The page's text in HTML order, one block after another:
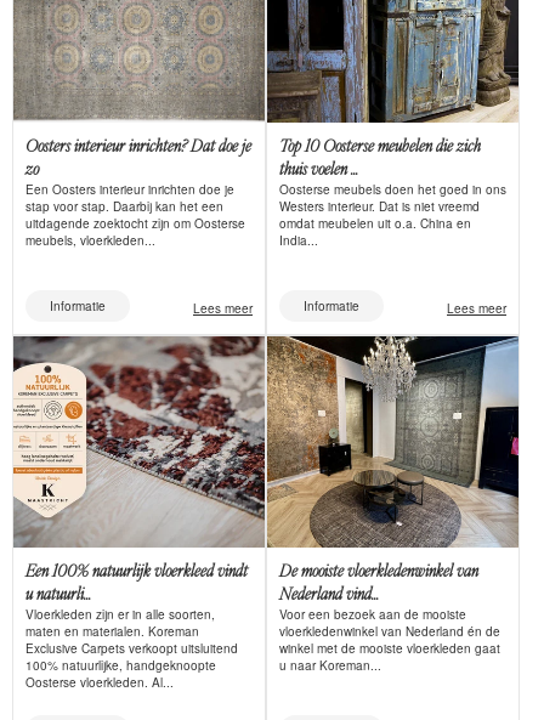
Oosters interieur inrichten? Dat doe je
zo
Een Oosters interieur inrichten doe je
stap voor stap. Daarbij kan het een
uitdagende zoektocht zijn om Oosterse
meubels, vloerkleden...
Informatie Lees meer
Top 10 Oosterse meubelen die zich
thuis voelen ...
Oosterse meubels doen het goed in ons
Westers interieur. Dat is niet vreemd
omdat meubelen uit o.a. China en
India...
Informatie Lees meer
Een 100% natuurlijk vloerkleed vindt
u natuurli...
Vloerkleden zijn er in alle soorten,
maten en materialen. Koreman
Exclusive Carpets verkoopt uitsluitend
100% natuurlijke, handgeknoopte
Oosterse vloerkleden. Al...
De mooiste vloerkledenwinkel van
Nederland vind...
Voor een bezoek aan de mooiste
vloerkledenwinkel van Nederland én de
winkel met de mooiste vloerkleden gaat
u naar Koreman...